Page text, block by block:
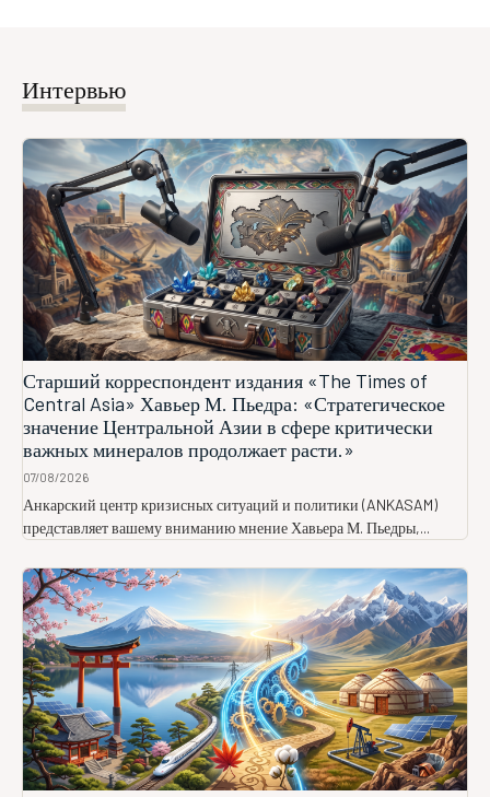
Интервью
Старший корреспондент издания «The Times of
Central Asia» Хавьер М. Пьедра: «Стратегическое
значение Центральной Азии в сфере критически
важных минералов продолжает расти.»
07/08/2026
Анкарский центр кризисных ситуаций и политики (ANKASAM)
представляет вашему вниманию мнение Хавьера М. Пьедры,...